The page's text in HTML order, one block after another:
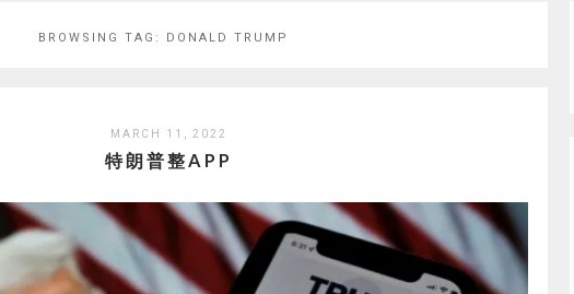
BROWSING TAG: DONALD TRUMP
MARCH 11, 2022
特朗普整APP